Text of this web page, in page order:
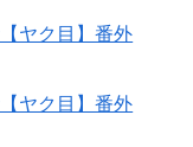
ヤク目】番外
ヤク目】番外